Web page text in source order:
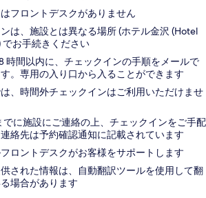
フロントデスクがありません
は、施設とは異なる場所 (ホテル金沢 (Hotel
でお手続きください
時間以内に、チェックインの手順をメールで
。専用の入り口から入ることができます
、時間外チェックインはご利用いただけませ
でに施設にご連絡の上、チェックインをご手配
絡先は予約確認通知に記載されています
ロントデスクがお客様をサポートします
された情報は、自動翻訳ツールを使用して翻
場合があります